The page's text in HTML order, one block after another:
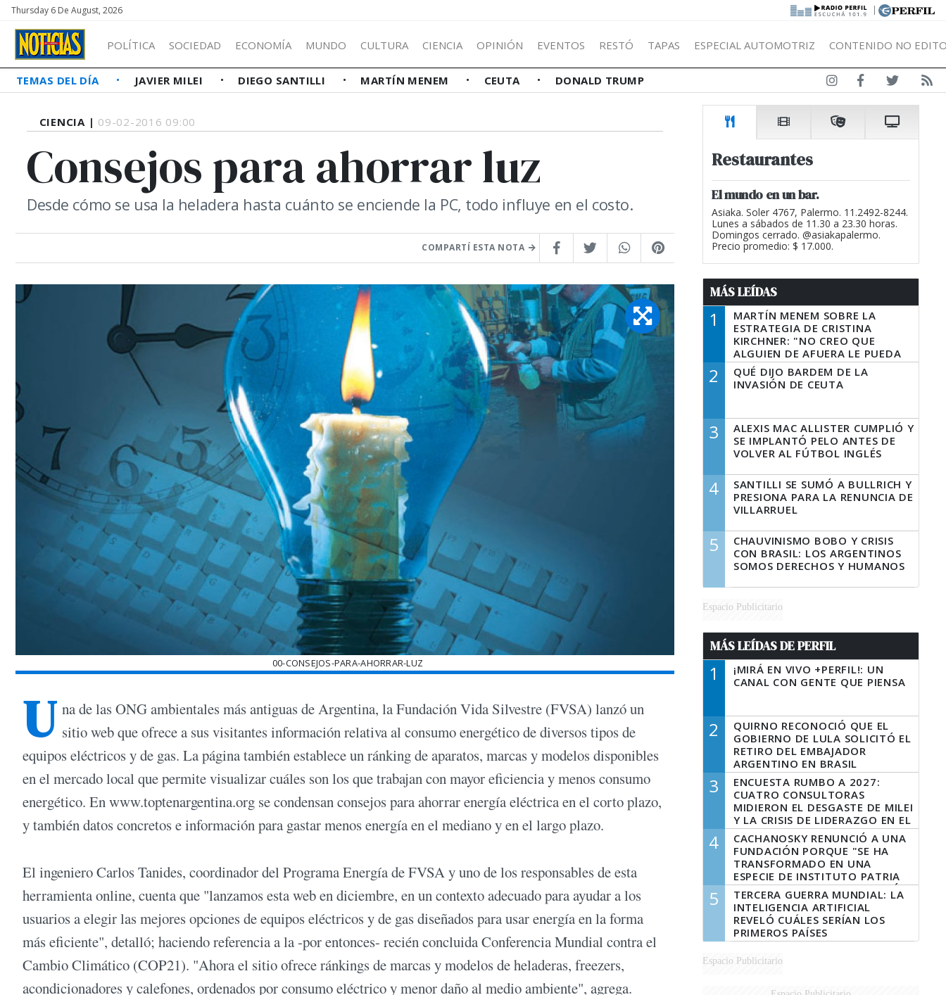
Thursday 6 De August, 2026 |
POLÍTICA SOCIEDAD ECONOMÍA MUNDO CULTURA CIENCIA OPINIÓN EVENTOS RESTÓ TAPAS ESPECIAL AUTOMOTRIZ CONTENIDO NO
TEMAS DEL DÍA JAVIER MILEI DIEGO SANTILLI MARTÍN MENEM CEUTA DONALD TRUMP
CIENCIA | 09-02-2016 09:00
Consejos para ahorrar luz
Desde cómo se usa la heladera hasta cuánto se enciende la PC, todo influye en el costo.
COMPARTÍ ESTA NOTA
00-CONSEJOS-PARA-AHORRAR-LUZ
U na de las ONG ambientales más antiguas de Argentina, la Fundación Vida Silvestre (FVSA) lanzó un
sitio web que ofrece a sus visitantes información relativa al consumo energético de diversos tipos de
equipos eléctricos y de gas. La página también establece un ránking de aparatos, marcas y modelos disponibles
en el mercado local que permite visualizar cuáles son los que trabajan con mayor eficiencia y menos consumo
energético. En www.toptenargentina.org se condensan consejos para ahorrar energía eléctrica en el corto plazo,
y también datos concretos e información para gastar menos energía en el mediano y en el largo plazo.
El ingeniero Carlos Tanides, coordinador del Programa Energía de FVSA y uno de los responsables de esta
herramienta online, cuenta que "lanzamos esta web en diciembre, en un contexto adecuado para ayudar a los
usuarios a elegir las mejores opciones de equipos eléctricos y de gas diseñados para usar energía en la forma
más eficiente", detalló; haciendo referencia a la -por entonces- recién concluida Conferencia Mundial contra el
Cambio Climático (COP21). "Ahora el sitio ofrece ránkings de marcas y modelos de heladeras, freezers,
acondicionadores y calefones, ordenados por consumo eléctrico y menor daño al medio ambiente", agrega.
Restaurantes
El mundo en un bar.
Asiaka. Soler 4767, Palermo. 11.2492-8244.
Lunes a sábados de 11.30 a 23.30 horas.
Domingos cerrado. @asiakapalermo.
Precio promedio: $ 17.000.
MÁS LEÍDAS
1
MARTÍN MENEM SOBRE LA
ESTRATEGIA DE CRISTINA
KIRCHNER: "NO CREO QUE
ALGUIEN DE AFUERA LE PUEDA
DECIR A LA JUSTICIA LO QUE
TIENE QUE HACER"
2
QUÉ DIJO BARDEM DE LA
INVASIÓN DE CEUTA
3
ALEXIS MAC ALLISTER CUMPLIÓ Y
SE IMPLANTÓ PELO ANTES DE
VOLVER AL FÚTBOL INGLÉS
4
SANTILLI SE SUMÓ A BULLRICH Y
PRESIONA PARA LA RENUNCIA DE
VILLARRUEL
5
CHAUVINISMO BOBO Y CRISIS
CON BRASIL: LOS ARGENTINOS
SOMOS DERECHOS Y HUMANOS
Espacio Publicitario
MÁS LEÍDAS DE PERFIL
1
¡MIRÁ EN VIVO +PERFIL!: UN
CANAL CON GENTE QUE PIENSA
2
QUIRNO RECONOCIÓ QUE EL
GOBIERNO DE LULA SOLICITÓ EL
RETIRO DEL EMBAJADOR
ARGENTINO EN BRASIL
3
ENCUESTA RUMBO A 2027:
CUATRO CONSULTORAS
MIDIERON EL DESGASTE DE MILEI
Y LA CRISIS DE LIDERAZGO EN EL
PERONISMO
4
CACHANOSKY RENUNCIÓ A UNA
FUNDACIÓN PORQUE "SE HA
TRANSFORMADO EN UNA
ESPECIE DE INSTITUTO PATRIA
INCONDICIONAL DE LA GESTIÓN
DE MILEI"
5
TERCERA GUERRA MUNDIAL: LA
INTELIGENCIA ARTIFICIAL
REVELÓ CUÁLES SERÍAN LOS
PRIMEROS PAÍSES
LATINOAMERICANOS EN SER
DERROTADOS
Espacio Publicitario